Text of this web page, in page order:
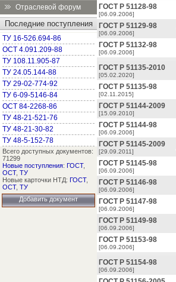
Отраслевой форум
Последние поступления
ТУ 16-526.694-86
ОСТ 4.091.209-88
ТУ 108.11.905-87
ТУ 24.05.144-88
ТУ 29-02-774-92
ТУ 6-09-5146-84
ОСТ 84-2268-86
ТУ 48-21-521-76
ТУ 48-21-30-82
ТУ 48-5-152-78
Всего доступных документов:
71299
Новые поступления: ГОСТ,
ОСТ, ТУ
Новые карточки НТД: ГОСТ,
ОСТ, ТУ
Добавить документ
ГОСТ Р 51128-98
[06.09.2006]
ГОСТ Р 51129-98
[06.09.2006]
ГОСТ Р 51132-98
[06.09.2006]
ГОСТ Р 51135-2010
[05.02.2020]
ГОСТ Р 51135-98
[02.11.2015]
ГОСТ Р 51144-2009
[15.09.2010]
ГОСТ Р 51144-98
[06.09.2006]
ГОСТ Р 51145-2009
[29.09.2011]
ГОСТ Р 51145-98
[06.09.2006]
ГОСТ Р 51146-98
[06.09.2006]
ГОСТ Р 51147-98
[06.09.2006]
ГОСТ Р 51149-98
[06.09.2006]
ГОСТ Р 51153-98
[06.09.2006]
ГОСТ Р 51154-98
[06.09.2006]